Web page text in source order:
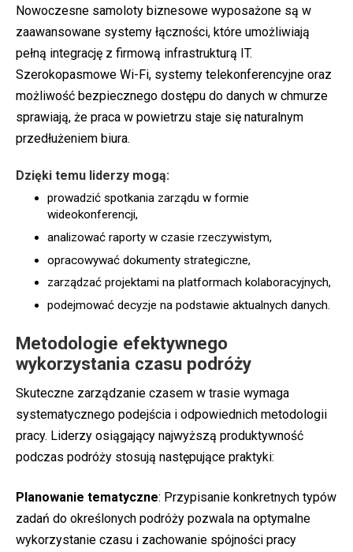
Nowoczesne samoloty biznesowe wyposażone są w
zaawansowane systemy łączności, które umożliwiają
pełną integrację z firmową infrastrukturą IT.
Szerokopasmowe Wi-Fi, systemy telekonferencyjne oraz
możliwość bezpiecznego dostępu do danych w chmurze
sprawiają, że praca w powietrzu staje się naturalnym
przedłużeniem biura.
Dzięki temu liderzy mogą:
prowadzić spotkania zarządu w formie
wideokonferencji,
analizować raporty w czasie rzeczywistym,
opracowywać dokumenty strategiczne,
zarządzać projektami na platformach kolaboracyjnych,
podejmować decyzje na podstawie aktualnych danych.
Metodologie efektywnego
wykorzystania czasu podróży
Skuteczne zarządzanie czasem w trasie wymaga
systematycznego podejścia i odpowiednich metodologii
pracy. Liderzy osiągający najwyższą produktywność
podczas podróży stosują następujące praktyki:
Planowanie tematyczne: Przypisanie konkretnych typów
zadań do określonych podróży pozwala na optymalne
wykorzystanie czasu i zachowanie spójności pracy